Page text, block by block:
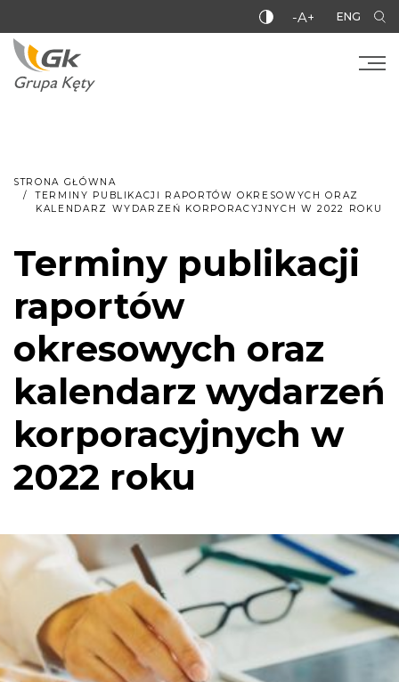
-A+ ENG
STRONA GŁÓWNA
TERMINY PUBLIKACJI RAPORTÓW OKRESOWYCH ORAZ
KALENDARZ WYDARZEŃ KORPORACYJNYCH W 2022 ROKU
Terminy publikacji
raportów
okresowych oraz
kalendarz wydarzeń
korporacyjnych w
2022 roku